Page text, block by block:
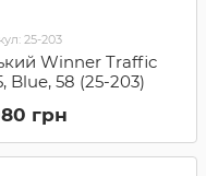
25-203
Winner Traffic
Blue, 58 (25-203)
грн